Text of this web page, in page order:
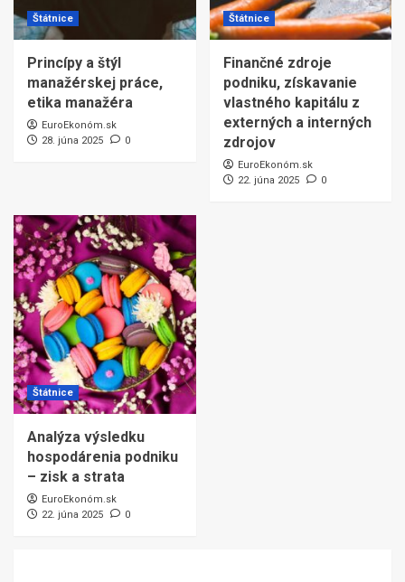
Štátnice
Princípy a štýl
manažérskej práce,
etika manažéra
EuroEkonóm.sk
28. júna 2025
0
Štátnice
Finančné zdroje
podniku, získavanie
vlastného kapitálu z
externých a interných
zdrojov
EuroEkonóm.sk
22. júna 2025
0
Štátnice
Analýza výsledku
hospodárenia podniku
– zisk a strata
EuroEkonóm.sk
22. júna 2025
0